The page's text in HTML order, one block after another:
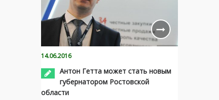
14.06.2016
Антон Гетта может стать новым
губернатором Ростовской
области